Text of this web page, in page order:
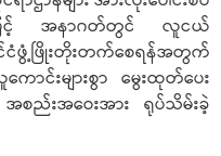
းဖြင့် အနာဂတ်တွင် လူငယ်
ဖွံ့ဖြိုးတိုးတက်စေရန်အတွက်
းများစွာ မွေးထုတ်ပေး
အစည်းအဝေးအား ရုပ်သိမ်းခဲ့